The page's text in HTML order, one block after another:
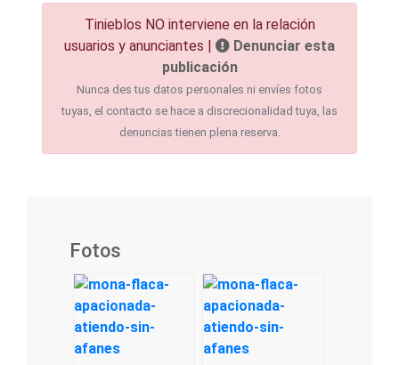
Tinieblos NO interviene en la relación
usuarios y anunciantes |
Denunciar esta
publicación
Nunca des tus datos personales ni envíes fotos
tuyas, el contacto se hace a discrecionalidad tuya, las
denuncias tienen plena reserva.
Fotos